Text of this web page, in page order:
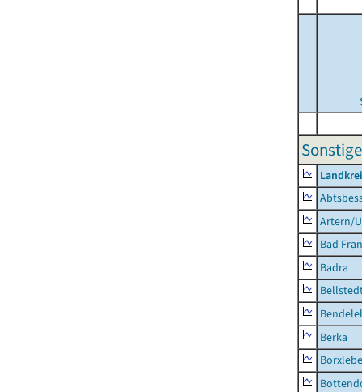
Artern/
Bad
Badra
Berka